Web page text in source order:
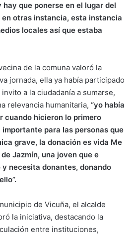
que ponerse en el lugar del
otras instancia, esta instancia
locales así que estaba
de la comuna valoró la
jornada, ella ya había participado
a la ciudadanía a sumarse,
relevancia humanitaria, “yo había
cuando hicieron lo primero
para las personas que
grave, la donación es vida Me
Jazmín, una joven que e
necesita donantes, donando
de Vicuña, el alcalde
la iniciativa, destacando la
entre instituciones,